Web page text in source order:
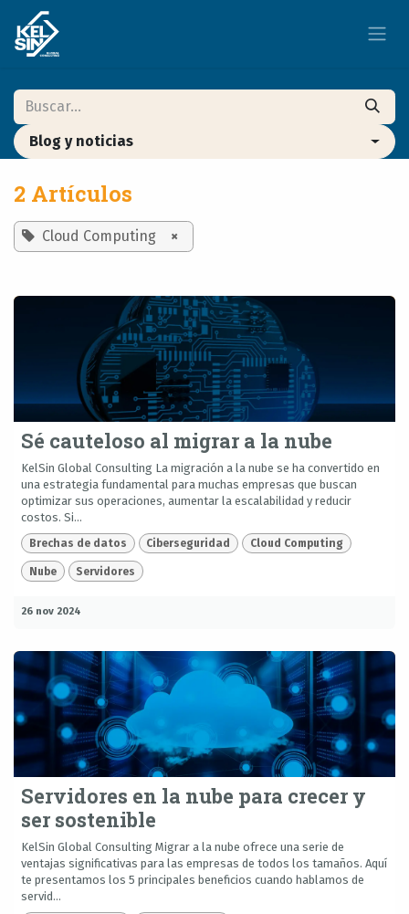
Ir al contenido
Blog y noticias
2 Artículos
Cloud Computing ×
Sé cauteloso al migrar a la nube
KelSin Global Consulting La migración a la nube se ha convertido en
una estrategia fundamental para muchas empresas que buscan
optimizar sus operaciones, aumentar la escalabilidad y reducir
costos. Si...
Brechas de datos Ciberseguridad Cloud Computing
Nube Servidores
26 nov 2024
Servidores en la nube para crecer y
ser sostenible
KelSin Global Consulting Migrar a la nube ofrece una serie de
ventajas significativas para las empresas de todos los tamaños. Aquí
te presentamos los 5 principales beneficios cuando hablamos de
servid...